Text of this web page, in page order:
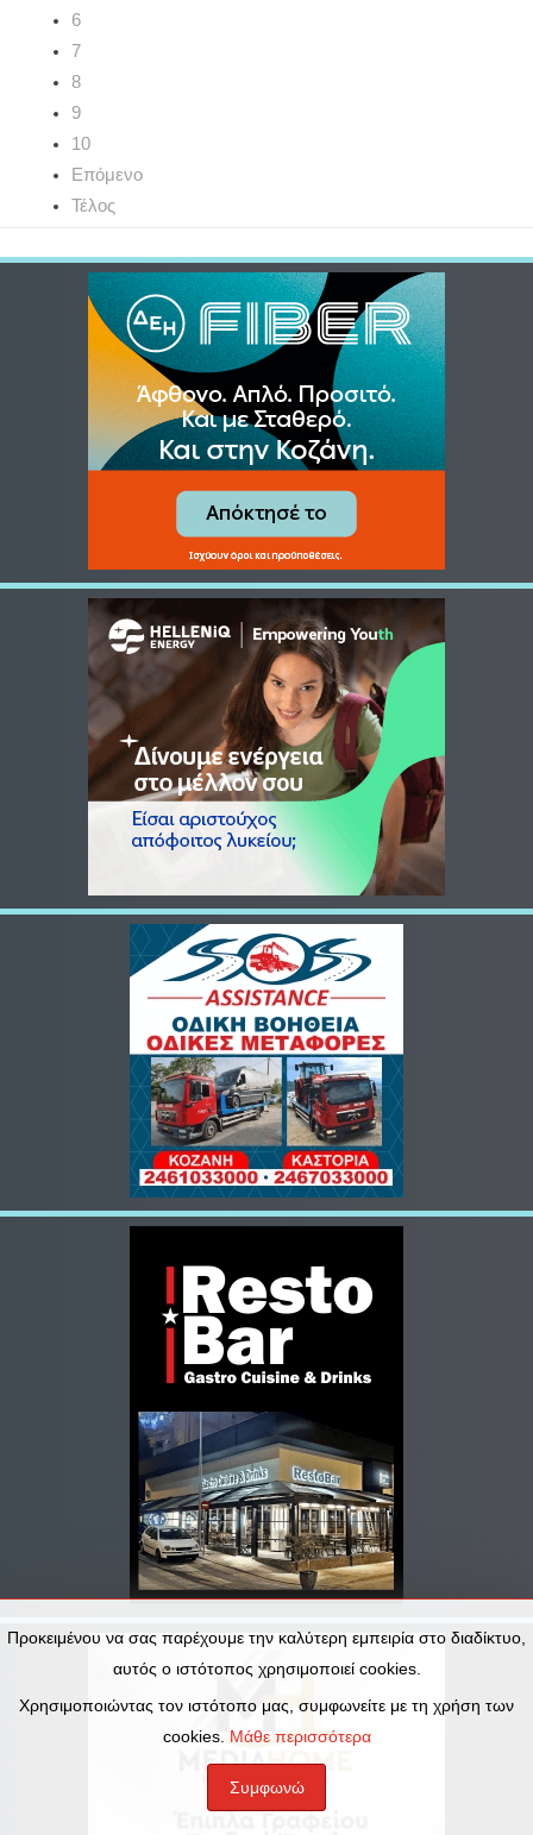
6
7
8
9
10
Επόμενο
Τέλος
Προκειμένου να σας παρέχουμε την καλύτερη εμπειρία στο διαδίκτυο,
αυτός ο ιστότοπος χρησιμοποιεί cookies.
Χρησιμοποιώντας τον ιστότοπο μας, συμφωνείτε με τη χρήση των
cookies. Μάθε περισσότερα
Συμφωνώ